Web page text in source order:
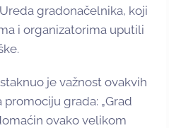
gradonačelnika, koji
i organizatorima uputili
je važnost ovakvih
grada: „Grad
ovako velikom